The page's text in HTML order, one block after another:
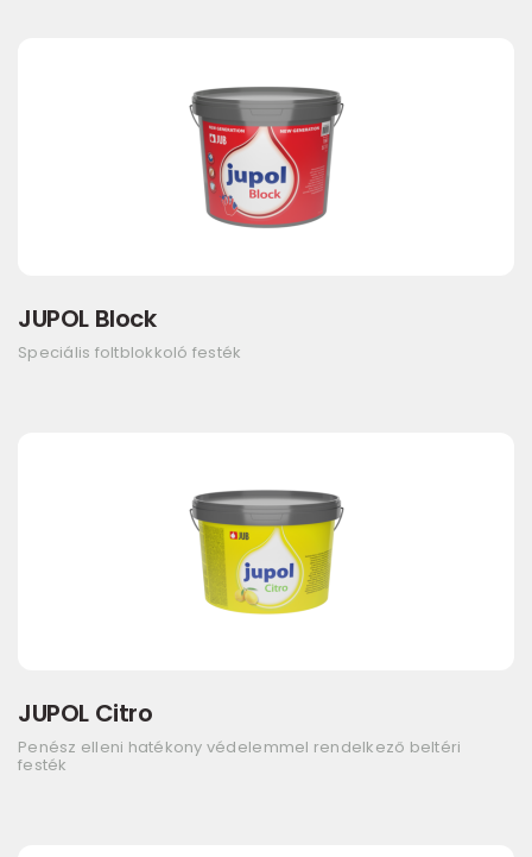
JUPOL Block
Speciális foltblokkoló festék
JUPOL Citro
Penész elleni hatékony védelemmel rendelkező beltéri
festék